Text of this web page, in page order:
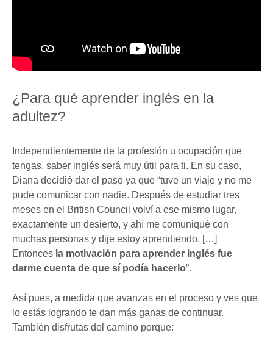
¿Para qué aprender inglés en la
adultez?
Independientemente de la profesión u ocupación que
tengas, saber inglés será muy útil para ti. En su caso,
Diana decidió dar el paso ya que “tuve un viaje y no me
pude comunicar con nadie. Después de estudiar tres
meses en el British Council volví a ese mismo lugar,
exactamente un desierto, y ahí me comuniqué con
muchas personas y dije estoy aprendiendo. […]
Entonces la motivación para aprender inglés fue
darme cuenta de que sí podía hacerlo”.
Así pues, a medida que avanzas en el proceso y ves que
lo estás logrando te dan más ganas de continuar.
También disfrutas del camino porque: